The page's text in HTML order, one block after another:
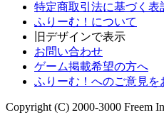
特定商取引法に基づく表
ふりーむ！について
旧デザインで表示
お問い合わせ
ゲーム掲載希望の方へ
ふりーむ！へのご意見を
Copyright (C) 2000-3000 Freem